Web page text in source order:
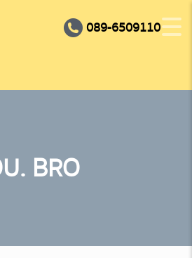
089-6509110
BRO